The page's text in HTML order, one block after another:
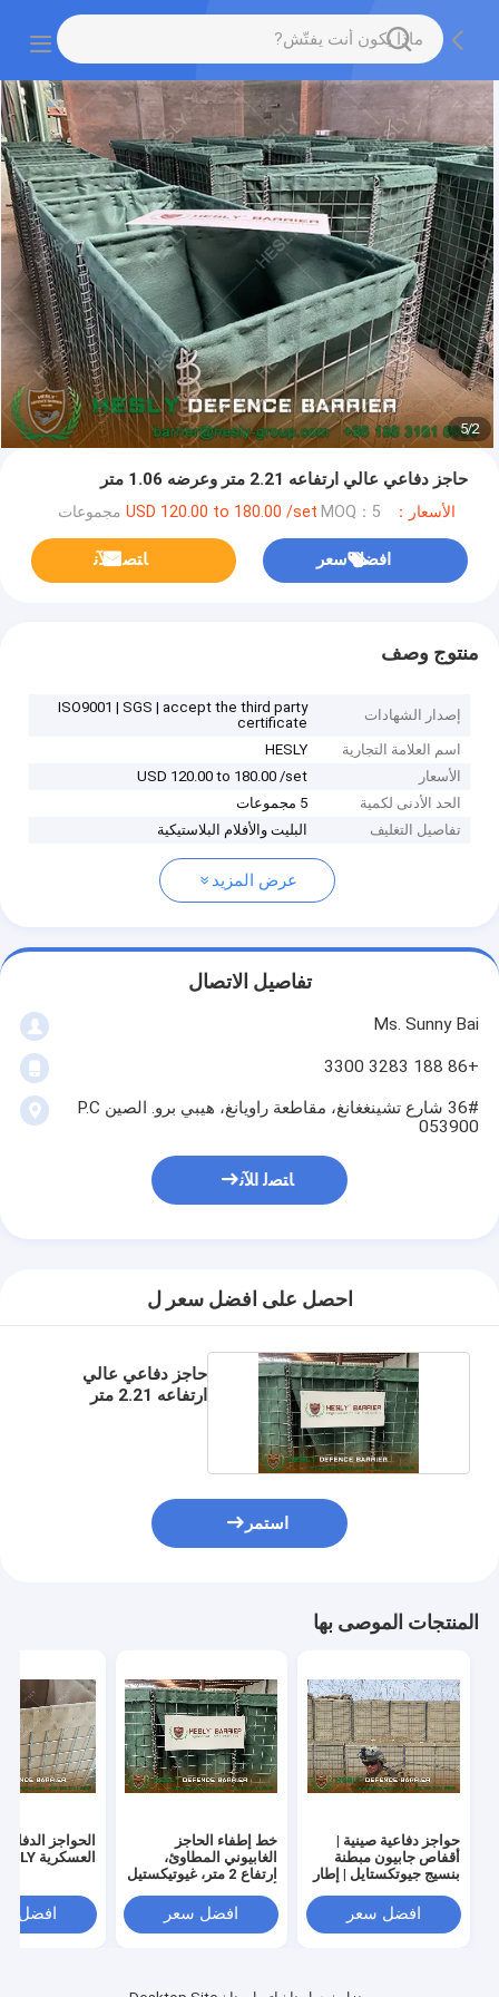
2
/
5
حاجز دفاعي عالي ارتفاعه 2.21 متر وعرضه 1.06 متر
الأسعار：USD 120.00 to 180.00 /set MOQ：5 مجموعات
افضل سعر ﺎﺘﺼﻟ ﺍﻶﻧ
منتوج وصف
إصدار الشهادات
ISO9001 | SGS | accept the third party
certificate
اسم العلامة التجارية
HESLY
الأسعار
USD 120.00 to 180.00 /set
الحد الأدنى لكمية
5 مجموعات
تفاصيل التغليف
البليت والأفلام البلاستيكية
عرض المزيد
تفاصيل الاتصال
Ms. Sunny Bai
+86 188 3283 3300
36# شارع تشينغغانغ، مقاطعة راويانغ، هيبي برو. الصين P.C
053900
ﺎﺘﺼﻟ ﺍﻶﻧ
احصل على افضل سعر ل
حاجز دفاعي عالي
ارتفاعه 2.21 متر
استمر
المنتجات الموصى بها
حواجز دفاعية صينية |
أقفاص جابيون مبطنة
بنسيج جيوتكستايل | إطار
افضل سعر
خط إطفاء الحاجز
الغابيوني المطاوئ،
ارتفاع 2 متر، غيوتيكستيل
مبيعات المصنع الصيني
افضل سعر
الحواجز
العسكرية HESLY الجدار
افضل